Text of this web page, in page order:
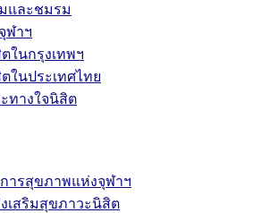
และชมรม
ฬาฯ
ในกรุงเทพฯ
ในประเทศไทย
ทางใจนิสิต
ารสุขภาพแห่งจุฬาฯ
เสริมสุขภาวะนิสิต